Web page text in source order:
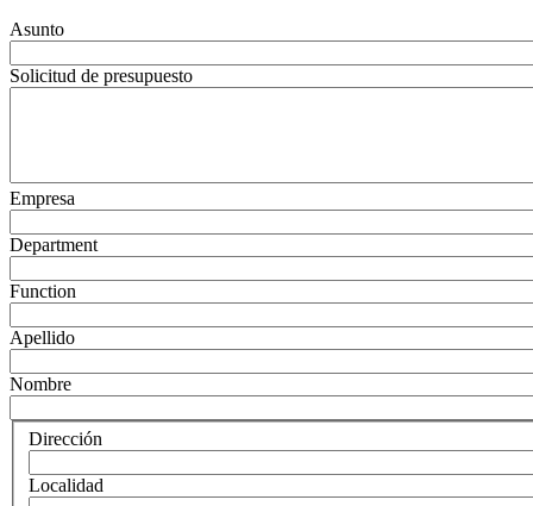
Asunto
Solicitud de presupuesto
Empresa
Department
Function
Apellido
Nombre
Dirección
Localidad